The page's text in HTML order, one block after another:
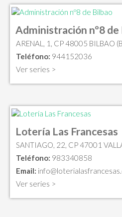
Administración nº8 de
ARENAL, 1, CP 48005 BILBAO
Teléfono: 944152036
Ver series >
Lotería Las Francesas
SANTIAGO, 22, CP 47001
Teléfono: 983340858
Email:
Ver series >